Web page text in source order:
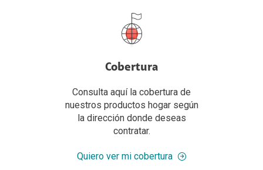
Cobertura
Consulta aquí la cobertura de
nuestros productos hogar según
la dirección donde deseas
contratar.
Quiero ver mi cobertura